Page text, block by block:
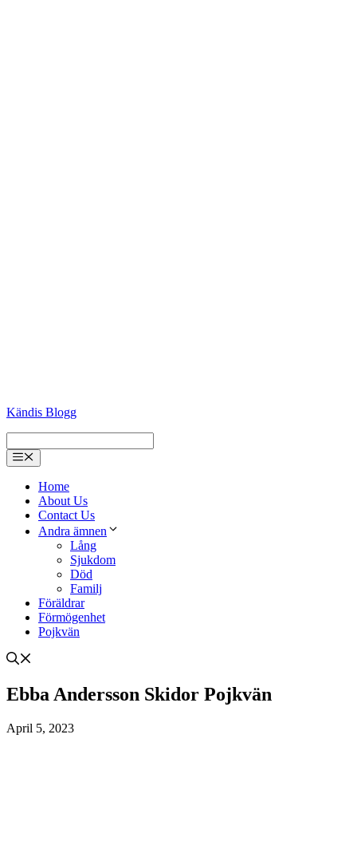
Kändis Blogg
Menu
Home
About Us
Contact Us
Andra ämnen
Lång
Sjukdom
Död
Familj
Föräldrar
Förmögenhet
Pojkvän
Ebba Andersson Skidor Pojkvän
April 5, 2023